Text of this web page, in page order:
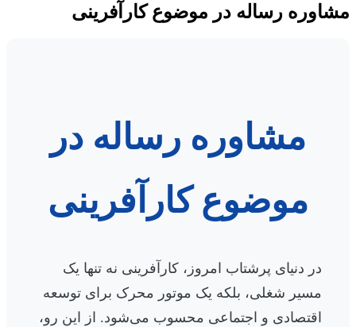
مشاوره رساله در موضوع کارآفرینی
مشاوره رساله در
موضوع کارآفرینی
در دنیای پرشتاب امروز، کارآفرینی نه تنها یک
مسیر شغلی، بلکه یک موتور محرک برای توسعه
اقتصادی و اجتماعی محسوب می‌شود. از این رو،